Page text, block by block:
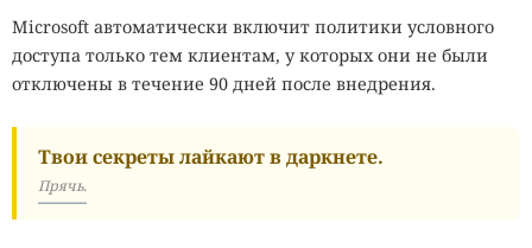
Microsoft автоматически включит политики условного
доступа только тем клиентам, у которых они не были
отключены в течение 90 дней после внедрения.
Твои секреты лайкают в даркнете.
Прячь.